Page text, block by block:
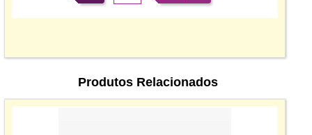
Produtos Relacionados